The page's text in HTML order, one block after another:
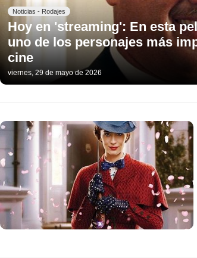
Noticias - Rodajes
Hoy en 'streaming': En esta
uno de los personajes más
cine
viernes, 29 de mayo de 2026